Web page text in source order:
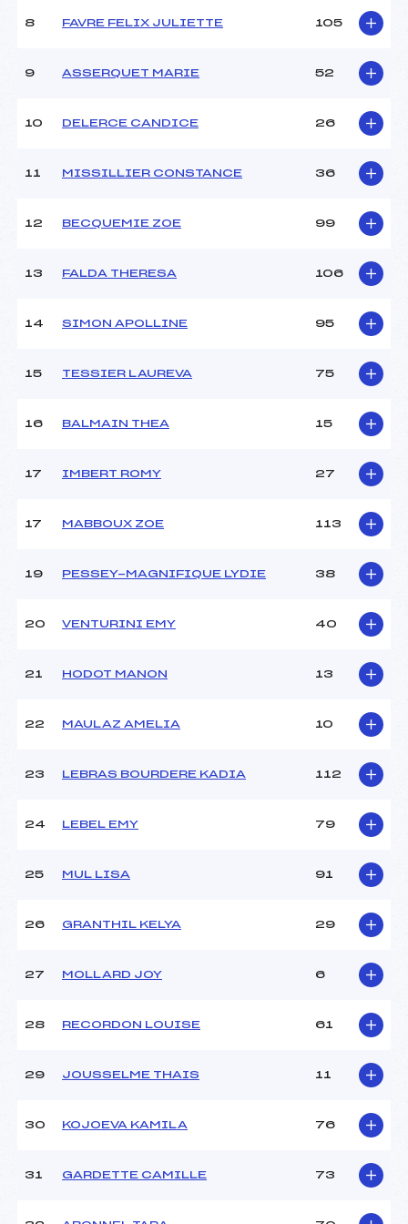
Ouvreurs D :
Météo :
Nombre de portes :
Traceur :
GALLAND (DA)
Ouvreurs C :
Ouvreurs E :
Pénalité appliquée :
95.9700
8 FAVRE FELIX JULIETTE 105
9 ASSERQUET MARIE 52
10 DELERCE CANDICE 26
11 MISSILLIER CONSTANCE 36
12 BECQUEMIE ZOE 99
13 FALDA THERESA 106
14 SIMON APOLLINE 95
15 TESSIER LAUREVA 75
16 BALMAIN THEA 15
17 IMBERT ROMY 27
17 MABBOUX ZOE 113
19 PESSEY-MAGNIFIQUE LYDIE 38
20 VENTURINI EMY 40
21 HODOT MANON 13
22 MAULAZ AMELIA 10
23 LEBRAS BOURDERE KADIA 112
24 LEBEL EMY 79
25 MUL LISA 91
26 GRANTHIL KELYA 29
27 MOLLARD JOY 6
28 RECORDON LOUISE 61
29 JOUSSELME THAIS 11
30 KOJOEVA KAMILA 76
31 GARDETTE CAMILLE 73